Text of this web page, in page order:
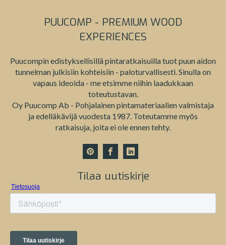
PUUCOMP - PREMIUM WOOD
EXPERIENCES
Puucompin edistyksellisillä pintaratkaisuilla tuot puun aidon
tunnelman julkisiin kohteisiin - paloturvallisesti. Sinulla on
vapaus ideoida - me etsimme niihin laadukkaan
toteutustavan.
Oy Puucomp Ab - Pohjalainen pintamateriaalien valmistaja
ja edelläkävijä vuodesta 1987. Toteutamme myös
ratkaisuja, joita ei ole ennen tehty.
Tilaa uutiskirje